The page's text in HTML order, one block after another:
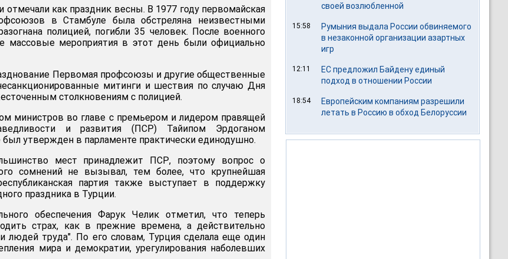
отмечали как праздник весны. В 1977 году первомайская
в Стамбуле была обстреляна неизвестными
полицией, погибли 35 человек. После военного
массовые мероприятия в этот день были официально
Первомая профсоюзы и другие общественные
митинги и шествия по случаю Дня
столкновениям с полицией.
министров во главе с премьером и лидером правящей
и развития (ПСР) Тайипом Эрдоганом
утвержден в парламенте практически единодушно.
мест принадлежит ПСР, поэтому вопрос о
сомнений не вызывал, тем более, что крупнейшая
партия также выступает в поддержку
праздника в Турции.
обеспечения Фарук Челик отметил, что теперь
страх, как в прежние времена, а действительно
людей труда". По его словам, Турция сделала еще один
мира и демократии, урегулирования наболевших
своей возлюбленной
15:58
Румыния выдала России обвиняемого
в незаконной организации азартных
игр
12:11
ЕС предложил Байдену единый
подход в отношении России
18:54
Европейским компаниям разрешили
летать в Россию в обход Белоруссии